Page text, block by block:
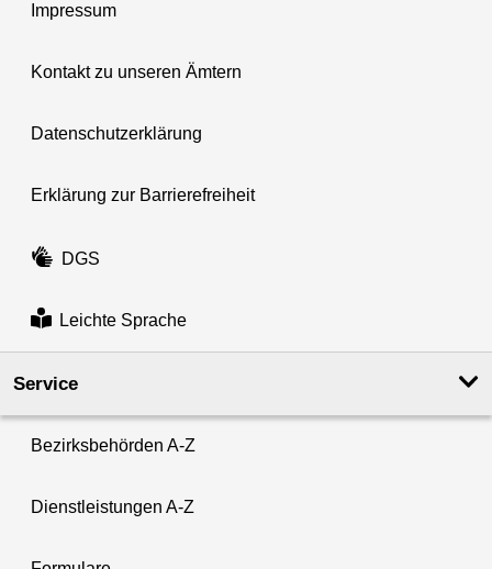
Impressum
Kontakt zu unseren Ämtern
Datenschutzerklärung
Erklärung zur Barrierefreiheit
DGS
Leichte Sprache
Service
Bezirksbehörden A-Z
Dienstleistungen A-Z